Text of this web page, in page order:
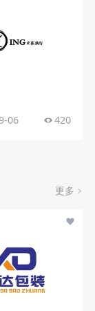
06 420
更多